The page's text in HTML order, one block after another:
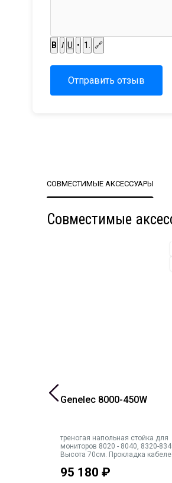
B I U • 1. 🔗
Отправить отзыв
СОВМЕСТИМЫЕ АКСЕССУАРЫ
Совместимые
Genelec 8000-450W
треногая напольная стойка для
мониторов 8020 - 8040, 8320-
Высота 70см. Прокладка кабелей
основания 420 мм. Вес 19 кг
95 180 ₽